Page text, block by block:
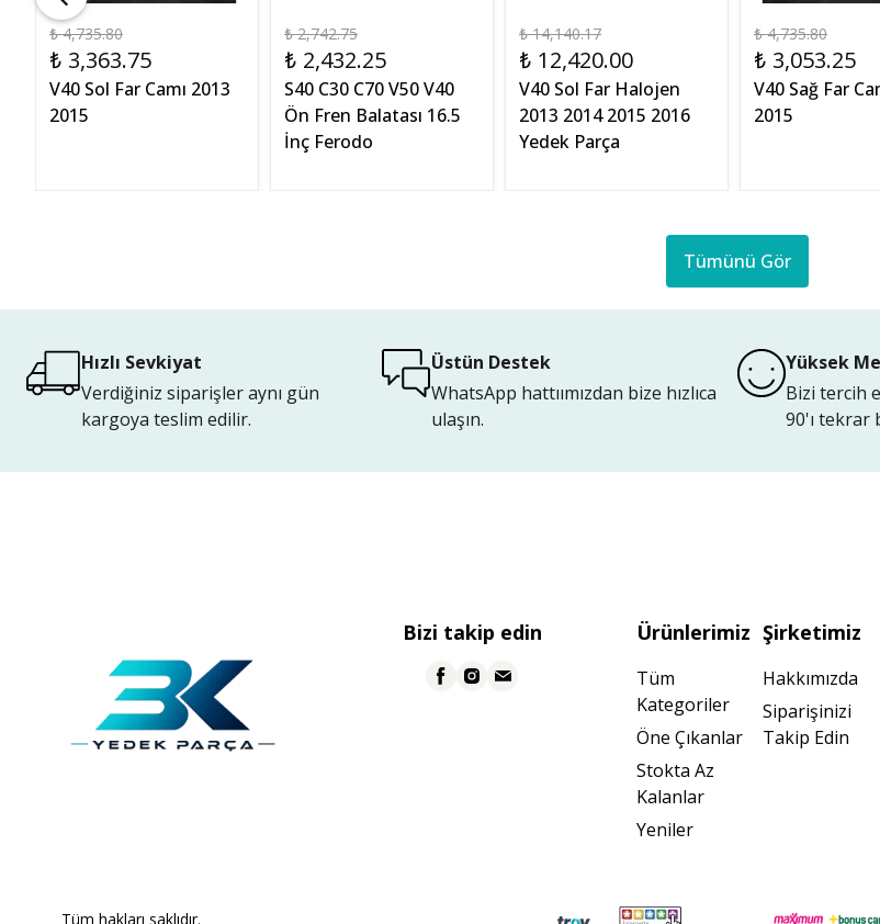
₺ 4,735.80
₺ 3,363.75
V40 Sol Far Camı 2013
2015
₺ 2,742.75
₺ 2,432.25
S40 C30 C70 V50 V40
Ön Fren Balatası 16.5
İnç Ferodo
₺ 14,140.17
₺ 12,420.00
V40 Sol Far Halojen
2013 2014 2015 2016
Yedek Parça
₺ 4,735.80
₺ 3,053.25
V40 Sağ Far
2015
Tümünü Gör
Hızlı Sevkiyat
Verdiğiniz siparişler aynı gün
kargoya teslim edilir.
Üstün Destek
WhatsApp hattıımızdan bize hızlıca
ulaşın.
Yüksek
Bizi tercih
90'ı tekrar
Bizi takip edin Ürünlerimiz
Tüm
Kategoriler
Öne Çıkanlar
Stokta Az
Kalanlar
Yeniler
Şirketimiz
Hakkımızda
Siparişinizi
Takip Edin
Tüm hakları saklıdır.